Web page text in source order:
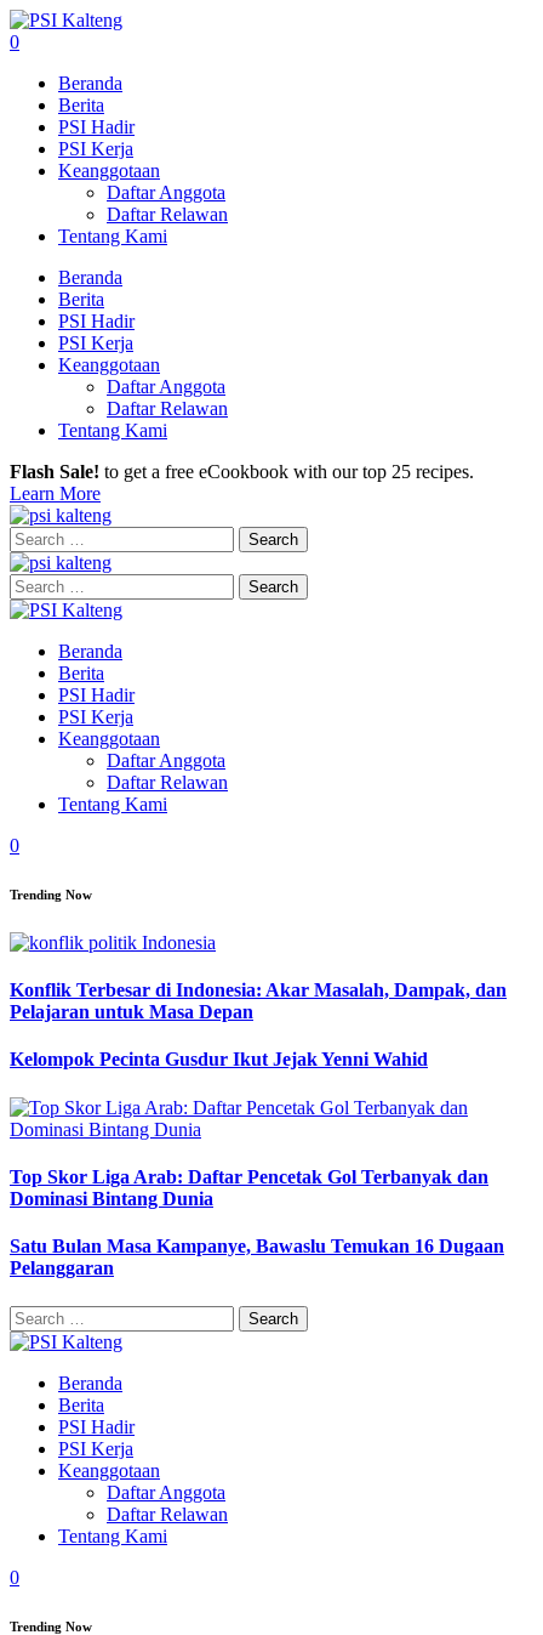
0
Beranda
Berita
PSI Hadir
PSI Kerja
Keanggotaan
Daftar Anggota
Daftar Relawan
Tentang Kami
Beranda
Berita
PSI Hadir
PSI Kerja
Keanggotaan
Daftar Anggota
Daftar Relawan
Tentang Kami
Flash Sale! to get a free eCookbook with our top 25 recipes.
Learn More
Search
for:
Search
for:
Beranda
Berita
PSI Hadir
PSI Kerja
Keanggotaan
Daftar Anggota
Daftar Relawan
Tentang Kami
0
Trending Now
Konflik Terbesar di Indonesia: Akar Masalah, Dampak, dan
Pelajaran untuk Masa Depan
Kelompok Pecinta Gusdur Ikut Jejak Yenni Wahid
Top Skor Liga Arab: Daftar Pencetak Gol Terbanyak dan
Dominasi Bintang Dunia
Satu Bulan Masa Kampanye, Bawaslu Temukan 16 Dugaan
Pelanggaran
Search
for:
Beranda
Berita
PSI Hadir
PSI Kerja
Keanggotaan
Daftar Anggota
Daftar Relawan
Tentang Kami
0
Trending Now